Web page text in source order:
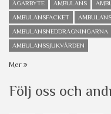
ÄGARBYTE AMBULANS
AMBULANSFACKET
AMBULANSNEDDRAGNINGARNA
AMBULANSSJUKVÅRDEN
Mer
Följ oss och